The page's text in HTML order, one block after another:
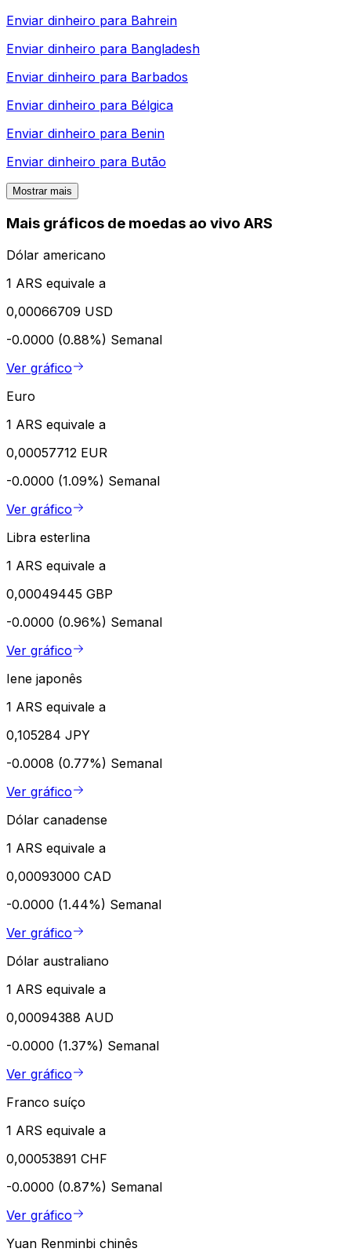
Enviar dinheiro para Bahrein
Enviar dinheiro para Bangladesh
Enviar dinheiro para Barbados
Enviar dinheiro para Bélgica
Enviar dinheiro para Benin
Enviar dinheiro para Butão
Mostrar mais
Mais gráficos de moedas ao vivo ARS
Dólar americano
1 ARS equivale a
0,00066709 USD
-0.0000 (0.88%) Semanal
Ver gráfico
Euro
1 ARS equivale a
0,00057712 EUR
-0.0000 (1.09%) Semanal
Ver gráfico
Libra esterlina
1 ARS equivale a
0,00049445 GBP
-0.0000 (0.96%) Semanal
Ver gráfico
Iene japonês
1 ARS equivale a
0,105284 JPY
-0.0008 (0.77%) Semanal
Ver gráfico
Dólar canadense
1 ARS equivale a
0,00093000 CAD
-0.0000 (1.44%) Semanal
Ver gráfico
Dólar australiano
1 ARS equivale a
0,00094388 AUD
-0.0000 (1.37%) Semanal
Ver gráfico
Franco suíço
1 ARS equivale a
0,00053891 CHF
-0.0000 (0.87%) Semanal
Ver gráfico
Yuan Renminbi chinês